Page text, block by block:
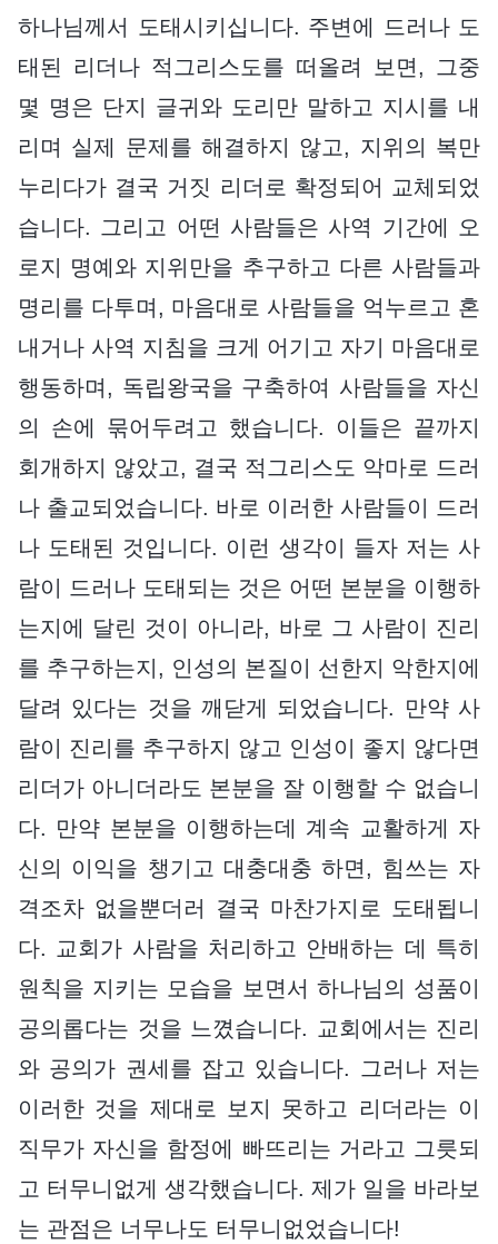
하나님께서 도태시키십니다. 주변에 드러나 도
태된 리더나 적그리스도를 떠올려 보면, 그중
몇 명은 단지 글귀와 도리만 말하고 지시를 내
리며 실제 문제를 해결하지 않고, 지위의 복만
누리다가 결국 거짓 리더로 확정되어 교체되었
습니다. 그리고 어떤 사람들은 사역 기간에 오
로지 명예와 지위만을 추구하고 다른 사람들과
명리를 다투며, 마음대로 사람들을 억누르고 혼
내거나 사역 지침을 크게 어기고 자기 마음대로
행동하며, 독립왕국을 구축하여 사람들을 자신
의 손에 묶어두려고 했습니다. 이들은 끝까지
회개하지 않았고, 결국 적그리스도 악마로 드러
나 출교되었습니다. 바로 이러한 사람들이 드러
나 도태된 것입니다. 이런 생각이 들자 저는 사
람이 드러나 도태되는 것은 어떤 본분을 이행하
는지에 달린 것이 아니라, 바로 그 사람이 진리
를 추구하는지, 인성의 본질이 선한지 악한지에
달려 있다는 것을 깨닫게 되었습니다. 만약 사
람이 진리를 추구하지 않고 인성이 좋지 않다면
리더가 아니더라도 본분을 잘 이행할 수 없습니
다. 만약 본분을 이행하는데 계속 교활하게 자
신의 이익을 챙기고 대충대충 하면, 힘쓰는 자
격조차 없을뿐더러 결국 마찬가지로 도태됩니
다. 교회가 사람을 처리하고 안배하는 데 특히
원칙을 지키는 모습을 보면서 하나님의 성품이
공의롭다는 것을 느꼈습니다. 교회에서는 진리
와 공의가 권세를 잡고 있습니다. 그러나 저는
이러한 것을 제대로 보지 못하고 리더라는 이
직무가 자신을 함정에 빠뜨리는 거라고 그릇되
고 터무니없게 생각했습니다. 제가 일을 바라보
는 관점은 너무나도 터무니없었습니다!